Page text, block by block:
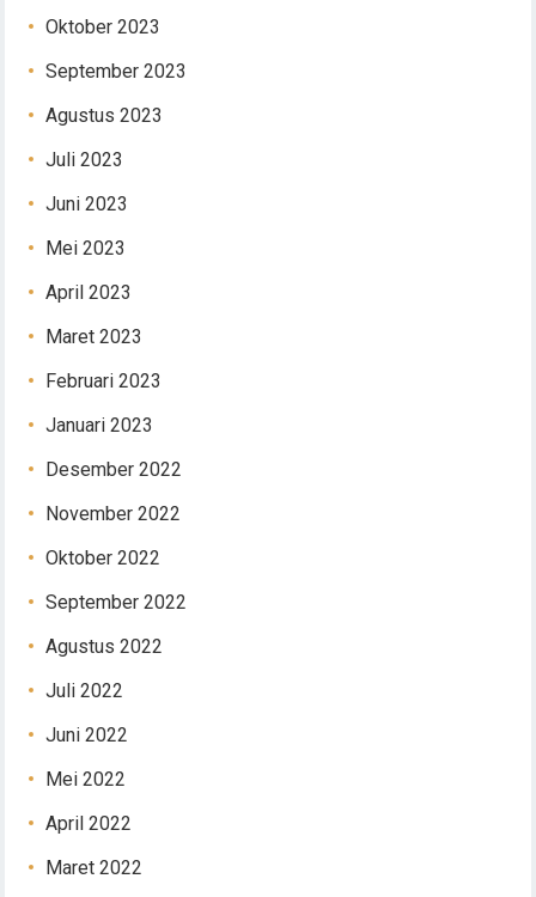
Oktober 2023
September 2023
Agustus 2023
Juli 2023
Juni 2023
Mei 2023
April 2023
Maret 2023
Februari 2023
Januari 2023
Desember 2022
November 2022
Oktober 2022
September 2022
Agustus 2022
Juli 2022
Juni 2022
Mei 2022
April 2022
Maret 2022